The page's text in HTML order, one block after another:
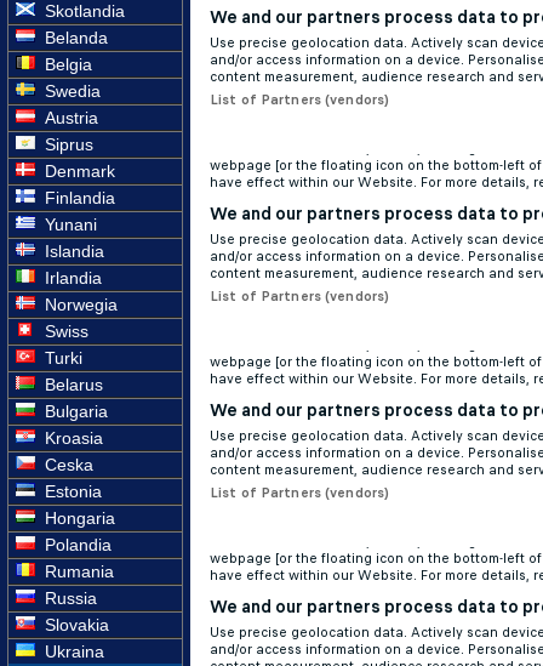
Skotlandia
Belanda
Belgia
Swedia
Austria
Siprus
Denmark
Finlandia
Yunani
Islandia
Irlandia
Norwegia
Swiss
Turki
Belarus
Bulgaria
Kroasia
Ceska
Estonia
Hongaria
Polandia
Rumania
Russia
Slovakia
Ukraina